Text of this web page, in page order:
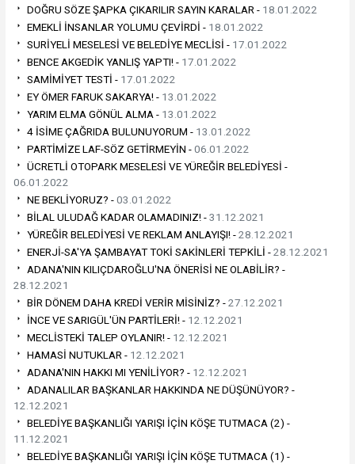
DOĞRU SÖZE ŞAPKA ÇIKARILIR SAYIN KARALAR - 18.01.2022
EMEKLİ İNSANLAR YOLUMU ÇEVİRDİ - 18.01.2022
SURİYELİ MESELESİ VE BELEDİYE MECLİSİ - 17.01.2022
BENCE AKGEDİK YANLIŞ YAPTI! - 17.01.2022
SAMİMİYET TESTİ - 17.01.2022
EY ÖMER FARUK SAKARYA! - 13.01.2022
YARIM ELMA GÖNÜL ALMA - 13.01.2022
4 İSİME ÇAĞRIDA BULUNUYORUM - 13.01.2022
PARTİMİZE LAF-SÖZ GETİRMEYİN -06.01.2022
ÜCRETLİ OTOPARK MESELESİ VE YÜREĞİR BELEDİYESİ -
06.01.2022
NE BEKLİYORUZ? -03.01.2022
BİLAL ULUDAĞ KADAR OLAMADINIZ! -31.12.2021
YÜREĞİR BELEDİYESİ VE REKLAM ANLAYIŞI! -28.12.2021
ENERJİ-SA'YA ŞAMBAYAT TOKİ SAKİNLERİ TEPKİLİ -28.12.2021
ADANA'NIN KILIÇDAROĞLU'NA ÖNERİSİ NE OLABİLİR? -
28.12.2021
BİR DÖNEM DAHA KREDİ VERİR MİSİNİZ? -27.12.2021
İNCE VE SARIGÜL'ÜN PARTİLERİ! - 12.12.2021
MECLİSTEKİ TALEP OYLANIR! - 12.12.2021
HAMASİ NUTUKLAR - 12.12.2021
ADANA'NIN HAKKI MI YENİLİYOR? - 12.12.2021
ADANALILAR BAŞKANLAR HAKKINDA NE DÜŞÜNÜYOR? -
12.12.2021
BELEDİYE BAŞKANLIĞI YARIŞI İÇİN KÖŞE TUTMACA (2) -
11.12.2021
BELEDİYE BAŞKANLIĞI YARIŞI İÇİN KÖŞE TUTMACA (1) -